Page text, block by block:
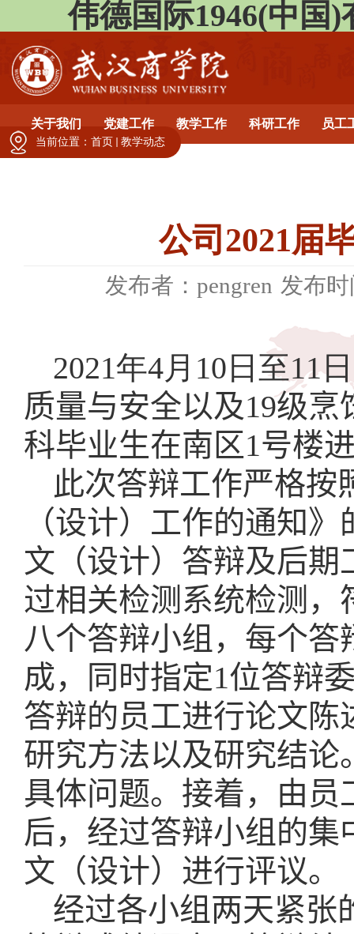
伟德国际1946(中国
关于我们 党建工作 教学工作 科研工作 员工
公司2021届
发布者：pengren 发布时
2021年4月 10 日至11日
质量与安全以及19级烹
科毕业生在南区1号楼
此次答辩工作严格按
（设计）工作的通知
文（设计）答辩及后
过相关检测系统检测
八个答辩小组，每个答
成，同时指定1位答辩
答辩的员工进行论文
研究方法以及研究结
具体问题。接着，由
后，经过答辩小组的
文（设计）进行评议。
经过各小组两天紧张
当前位置： 首页 教学动态